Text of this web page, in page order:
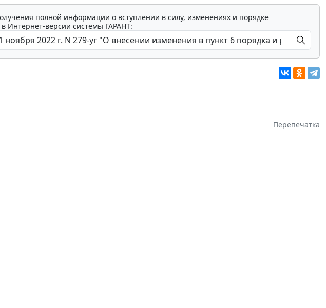
полной информации о вступлении в силу, изменениях и порядке
Интернет-версии системы ГАРАНТ:
Перепечатка